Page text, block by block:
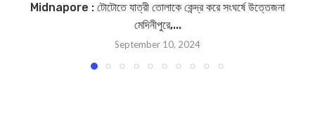
Midnapore : টোটোতে যাত্রী তোলাকে কেন্দ্র করে সংঘর্ষে উত্তেজনা
মেদিনীপুরে,...
September 10, 2024